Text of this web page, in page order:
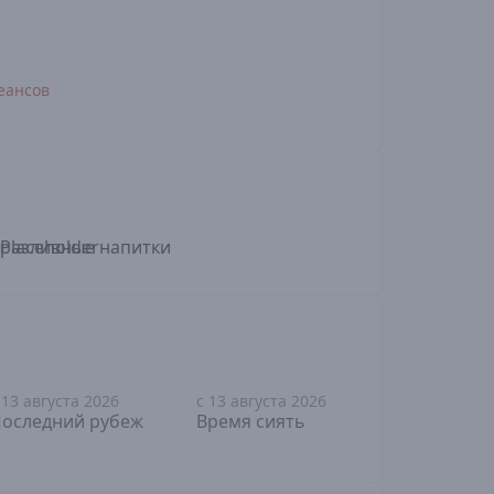
18+августа 2026
рубеж
12+
с 13 августа 2026
Время сиять